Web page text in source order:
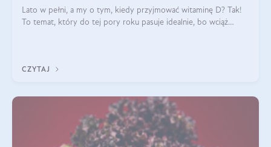
Lato w pełni, a my o tym, kiedy przyjmować witaminę D? Tak!
To temat, który do tej pory roku pasuje idealnie, bo wciąż
CZYTAJ